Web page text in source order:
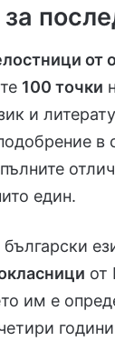
от
100 точки
и
в
един.
от
им е